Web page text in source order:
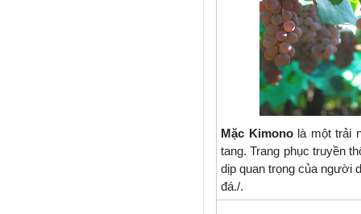
Mặc Kimonolà một trải
tang. Trang phục truyền
dịp quan trọng của người
đá./.